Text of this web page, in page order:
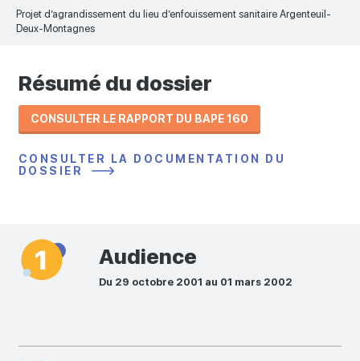
Projet d’agrandissement du lieu d’enfouissement sanitaire Argenteuil-
Deux-Montagnes
Résumé du dossier
CONSULTER LE RAPPORT DU BAPE 160
CONSULTER LA DOCUMENTATION DU
DOSSIER
Audience
Du 29 octobre 2001 au 01 mars 2002